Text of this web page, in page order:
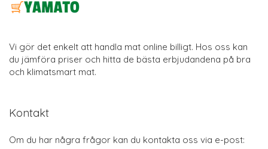
Vi gör det enkelt att handla mat online billigt. Hos oss kan
du jämföra priser och hitta de bästa erbjudandena på bra
och klimatsmart mat.
Kontakt
Om du har några frågor kan du kontakta oss via e-post: